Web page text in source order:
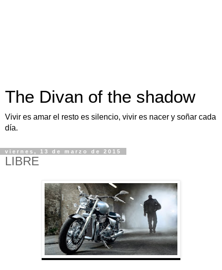
The Divan of the shadow
Vivir es amar el resto es silencio, vivir es nacer y soñar cada
día.
viernes, 13 de marzo de 2015
LIBRE